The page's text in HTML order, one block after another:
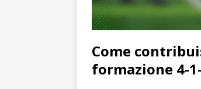
Come
formazione 4-